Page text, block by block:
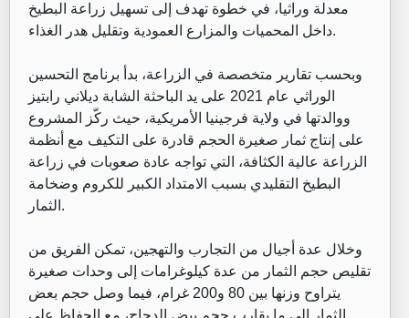
معدلة وراثيا، في خطوة تهدف إلى تسهيل زراعة البطيخ
داخل المحميات والمزارع العمودية وتقليل هدر الغذاء.
وبحسب تقارير متخصصة في الزراعة، بدأ برنامج التحسين
الوراثي عام 2021 على يد الباحثة الشابة ديلاني رابتيز
ووالدتها في ولاية فرجينيا الأمريكية، حيث ركّز المشروع
على إنتاج ثمار صغيرة الحجم قادرة على التكيف مع أنظمة
الزراعة عالية الكثافة، التي تواجه عادة صعوبات في زراعة
البطيخ التقليدي بسبب الامتداد الكبير للكروم وضخامة
الثمار.
وخلال عدة أجيال من التجارب والتهجين، تمكن الفريق من
تقليص حجم الثمار من عدة كيلوغرامات إلى وحدات صغيرة
يتراوح وزنها بين 80 و200 غرام، فيما وصل حجم بعض
الثمار إلى ما يقارب حجم بيض الدجاج، مع الحفاظ على